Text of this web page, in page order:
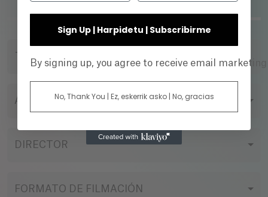
TÍTULO
AÑO
DIRECTOR
FORMATO DE FILMACIÓN
Sign Up | Harpidetu | Subscribirme
By signing up, you agree to receive email
No, Thank You | Ez, eskerrik asko | No, gracias